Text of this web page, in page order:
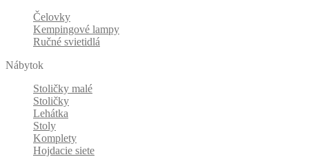
Čelovky
Kempingové lampy
Ručné svietidlá
Nábytok
Stoličky malé
Stoličky
Lehátka
Stoly
Komplety
Hojdacie siete